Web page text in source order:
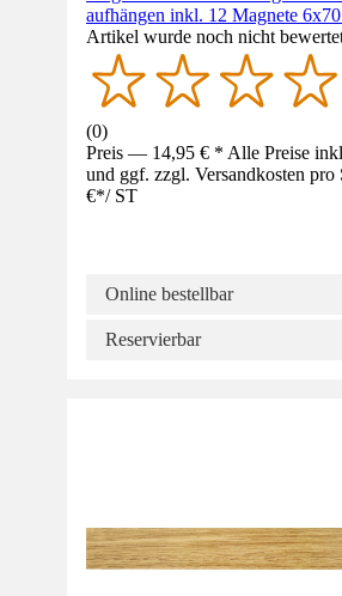
aufhängen inkl. 12 Magnete
Artikel wurde noch nicht
(0)
Preis — 14,95 € * Alle Preise
und ggf. zzgl. Versandkosten pro
€*/ ST
Online bestellbar
Reservierbar